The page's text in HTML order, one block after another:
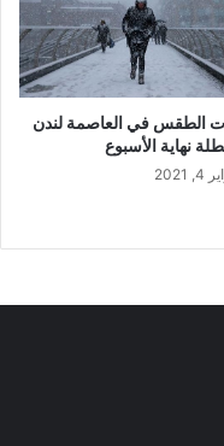
الطقس في العاصمة لندن
نهاية الأسبوع